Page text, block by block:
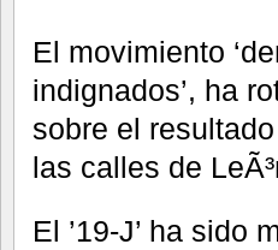
El movimiento
indignados’, ha
sobre el
las calles de
El ’19-J’ ha sido